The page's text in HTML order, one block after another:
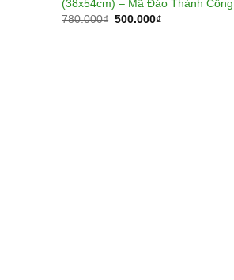
(38x54cm) – Mã Đáo Thành Công
780.000₫ Giá
500.000₫Giá